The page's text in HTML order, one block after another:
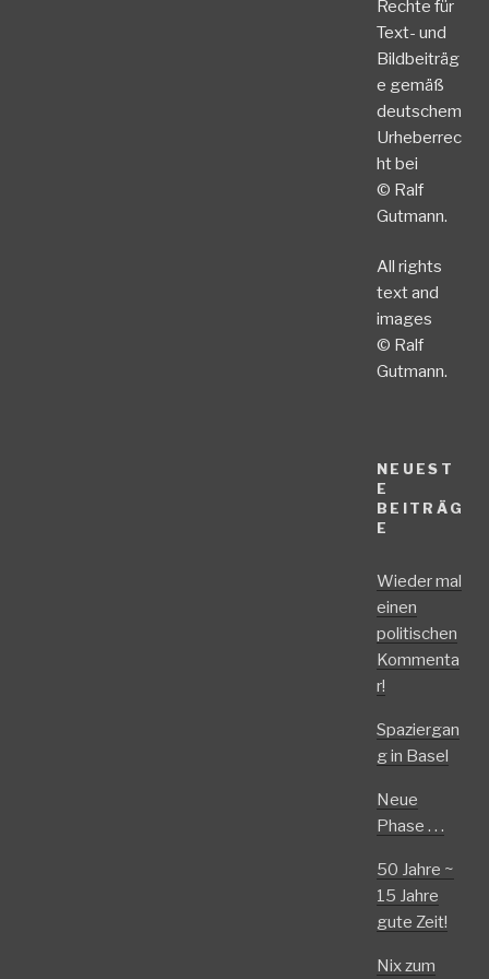
Rechte für
Text- und
Bildbeiträg
e gemäß
deutschem
Urheberrec
ht bei
© Ralf
Gutmann.
All rights
text and
images
© Ralf
Gutmann.
NEUEST
E
BEITRÄG
E
Wieder mal
einen
politischen
Kommenta
r!
Spaziergan
g in Basel
Neue
Phase . . .
50 Jahre ~
15 Jahre
gute Zeit!
Nix zum